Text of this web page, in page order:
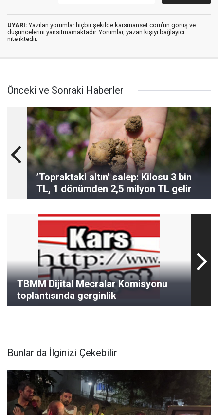
UYARI: Yazılan yorumlar hiçbir şekilde karsmanset.com’un görüş ve
düşüncelerini yansıtmamaktadır. Yorumlar, yazan kişiyi bağlayıcı
niteliktedir.
Önceki ve Sonraki Haberler
’Topraktaki altın’ salep: Kilosu 3 bin
TL, 1 dönümden 2,5 milyon TL gelir
TBMM Dijital Mecralar Komisyonu
toplantısında gerginlik
Bunlar da İlginizi Çekebilir